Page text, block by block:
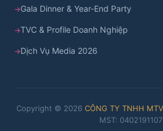
Gala Dinner & Year-End Party
TVC & Profile Doanh Nghiệp
Dịch Vụ Media 2026
Copyright © 2026 CÔNG TY TNHH
MST: 0402191107